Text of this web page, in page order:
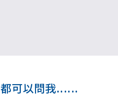
辦理申報，以致遭核定補
此項租稅優惠並非自動適
可以問我......